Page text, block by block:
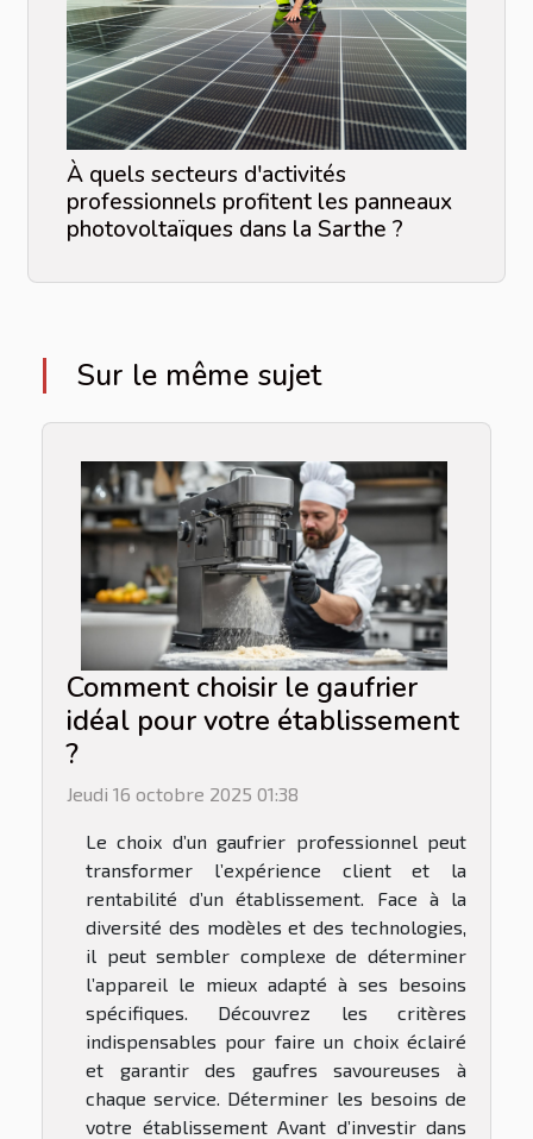
À quels secteurs d'activités
professionnels profitent les panneaux
photovoltaïques dans la Sarthe ?
Sur le même sujet
Comment choisir le gaufrier
idéal pour votre établissement
?
Jeudi 16 octobre 2025 01:38
Le choix d’un gaufrier professionnel peut
transformer l’expérience client et la
rentabilité d’un établissement. Face à la
diversité des modèles et des technologies,
il peut sembler complexe de déterminer
l’appareil le mieux adapté à ses besoins
spécifiques. Découvrez les critères
indispensables pour faire un choix éclairé
et garantir des gaufres savoureuses à
chaque service. Déterminer les besoins de
votre établissement Avant d’investir dans